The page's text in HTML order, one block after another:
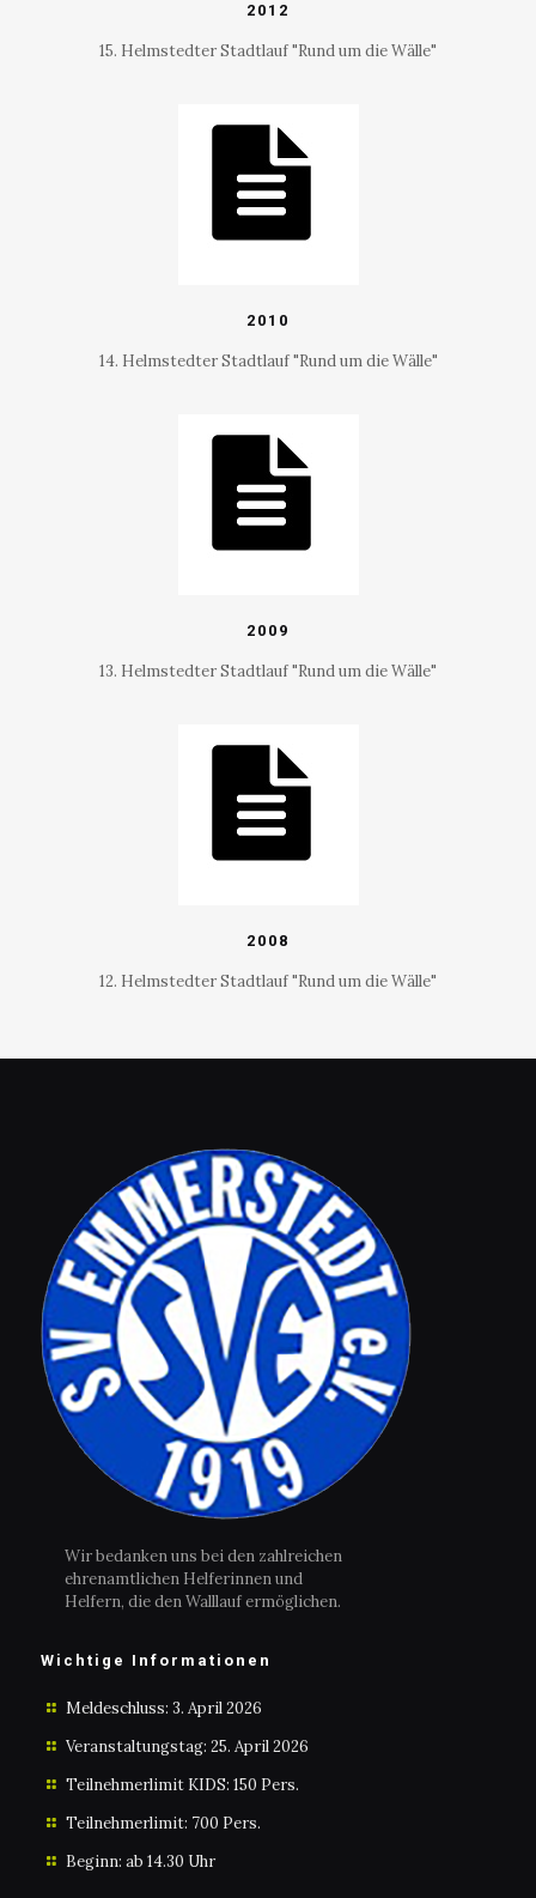
2012
15. Helmstedter Stadtlauf "Rund um die Wälle"
2010
14. Helmstedter Stadtlauf "Rund um die Wälle"
2009
13. Helmstedter Stadtlauf "Rund um die Wälle"
2008
12. Helmstedter Stadtlauf "Rund um die Wälle"
Wir bedanken uns bei den zahlreichen
ehrenamtlichen Helferinnen und
Helfern, die den Walllauf ermöglichen.
Wichtige Informationen
Meldeschluss: 3. April 2026
Veranstaltungstag: 25. April 2026
Teilnehmerlimit KIDS: 150 Pers.
Teilnehmerlimit: 700 Pers.
Beginn: ab 14.30 Uhr